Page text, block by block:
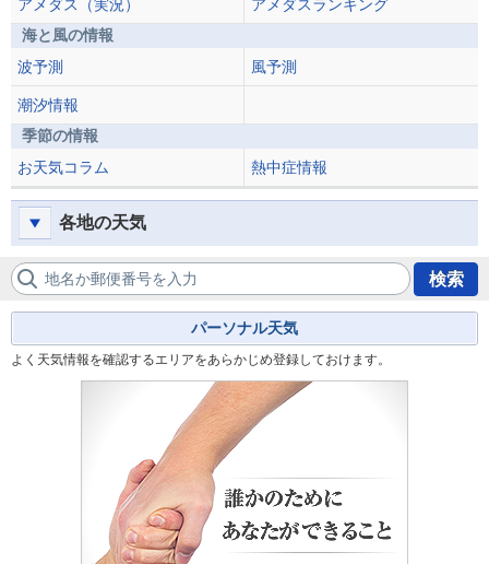
アメダス（実況）
アメダスランキング
海と風の情報
波予測
風予測
潮汐情報
季節の情報
お天気コラム
熱中症情報
各地の天気
地名か郵便番号を入力 検索
パーソナル天気
よく天気情報を確認するエリアをあらかじめ登録しておけます。